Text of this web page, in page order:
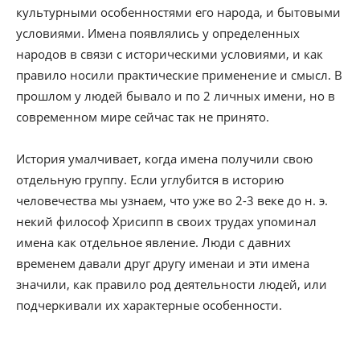
культурными особенностями его народа, и бытовыми
условиями. Имена появлялись у определенных
народов в связи с историческими условиями, и как
правило носили практические применение и смысл. В
прошлом у людей бывало и по 2 личных имени, но в
современном мире сейчас так не принято.
История умалчивает, когда имена получили свою
отдельную группу. Если углубится в историю
человечества мы узнаем, что уже во 2-3 веке до н. э.
некий философ Хрисипп в своих трудах упоминал
имена как отдельное явление. Люди с давних
временем давали друг другу именаи и эти имена
значили, как правило род деятельности людей, или
подчеркивали их характерные особенности.